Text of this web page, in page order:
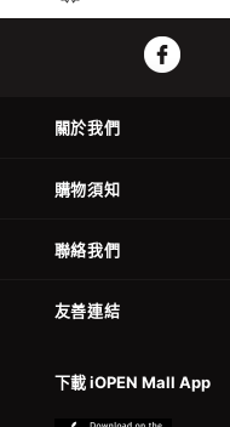
關於我們
購物須知
聯絡我們
友善連結
下載 iOPEN Mall App